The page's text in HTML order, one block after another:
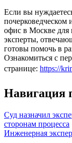
Если вы
офис в Москве для
эксперты,
готовы помочь в
Ознакомиться с
странице: https://
Навигация
Суд назначил
сторонам процесса
Инженерная